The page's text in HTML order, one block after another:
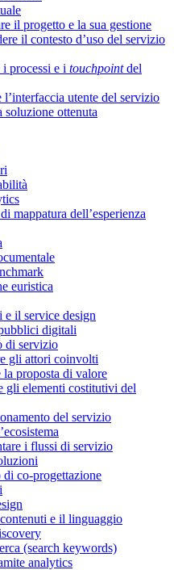
il progetto e la sua gestione
il contesto d’uso del servizio
processi e i touchpointdel
l’interfaccia utente del servizio
soluzione ottenuta
mappatura dell’esperienza
euristica
e il service design
digitali
di servizio
gli attori coinvolti
la proposta di valore
gli elementi costitutivi del
del servizio
i flussi di servizio
co-progettazione
e il linguaggio
(search keywords)
analytics